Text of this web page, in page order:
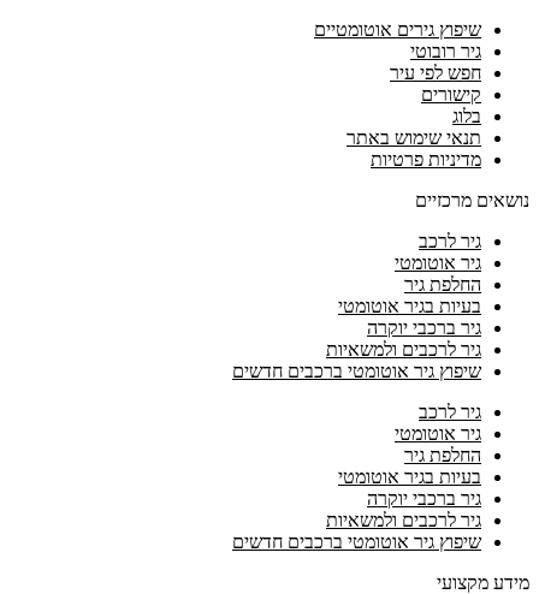
שיפוץ גירים אוטומטיים
גיר רובוטי
חפש לפי עיר
קישורים
בלוג
תנאי שימוש באתר
מדיניות פרטיות
נושאים מרכזיים
גיר לרכב
גיר אוטומטי
החלפת גיר
בעיות בגיר אוטומטי
גיר ברכבי יוקרה
גיר לרכבים ולמשאיות
שיפוץ גיר אוטומטי ברכבים חדשים
גיר לרכב
גיר אוטומטי
החלפת גיר
בעיות בגיר אוטומטי
גיר ברכבי יוקרה
גיר לרכבים ולמשאיות
שיפוץ גיר אוטומטי ברכבים חדשים
מידע מקצועי